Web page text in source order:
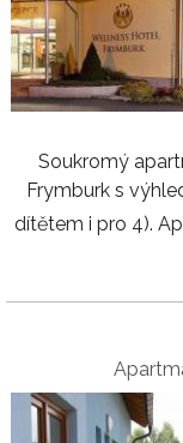
Soukromý
Frymburk s
dítětem i pro 4).